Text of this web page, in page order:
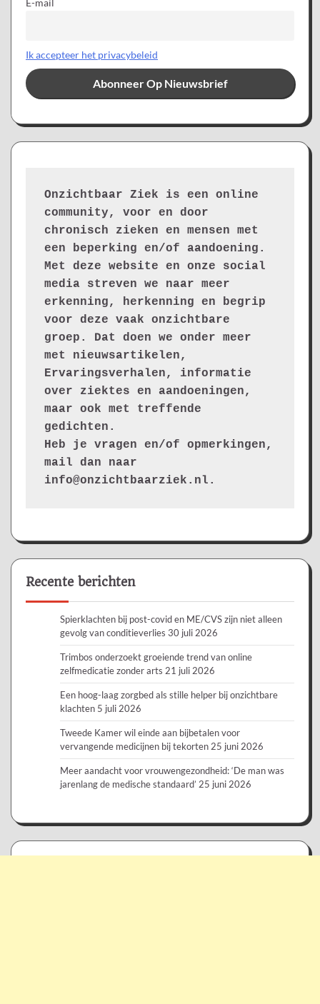
Ik accepteer het privacybeleid
Onzichtbaar Ziek is een online
community, voor en door
chronisch zieken en mensen met
een beperking en/of aandoening.
Met deze website en onze social
media streven we naar meer
erkenning, herkenning en begrip
voor deze vaak onzichtbare
groep. Dat doen we onder meer
met nieuwsartikelen,
Ervaringsverhalen, informatie
over ziektes en aandoeningen,
maar ook met treffende
gedichten.
Heb je vragen en/of opmerkingen,
mail dan naar
info@onzichtbaarziek.nl.
Recente berichten
Spierklachten bij post-covid en ME/CVS zijn niet alleen
gevolg van conditieverlies 30 juli 2026
Trimbos onderzoekt groeiende trend van online
zelfmedicatie zonder arts 21 juli 2026
Een hoog-laag zorgbed als stille helper bij onzichtbare
klachten 5 juli 2026
Tweede Kamer wil einde aan bijbetalen voor
vervangende medicijnen bij tekorten 25 juni 2026
Meer aandacht voor vrouwengezondheid: ‘De man was
jarenlang de medische standaard’ 25 juni 2026